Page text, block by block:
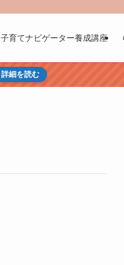
子育てナビゲーター養成講座
詳細を読む